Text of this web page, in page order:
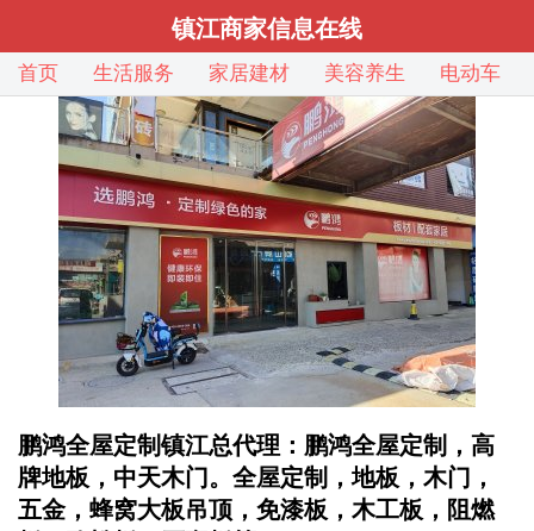
镇江商家信息在线
首页 生活服务 家居建材 美容养生 电动车
鹏鸿全屋定制镇江总代理：鹏鸿全屋定制，高
牌地板，中天木门。全屋定制，地板，木门，
五金，蜂窝大板吊顶，免漆板，木工板，阻燃